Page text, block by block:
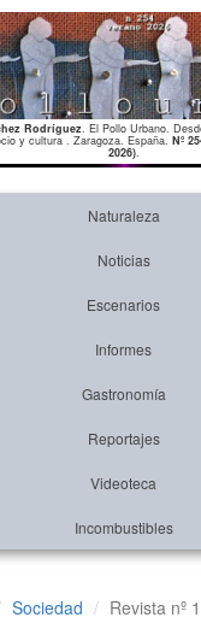
Rodríguez. El Pollo Urbano.
y cultura . Zaragoza. España. Nº
2026).
Naturaleza
Noticias
Escenarios
Informes
Gastronomía
Reportajes
Videoteca
Incombustibles
Sociedad Revista nº